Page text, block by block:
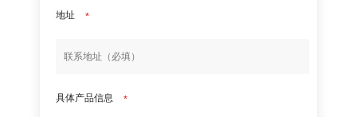
地址 *
具体产品信息 *